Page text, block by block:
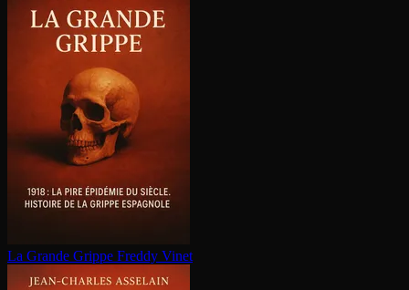
La Grande Grippe Freddy Vinet